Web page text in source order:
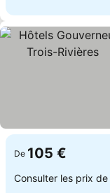
De 105 €
Consulter les prix de